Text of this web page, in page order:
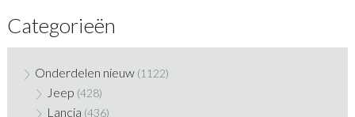
Categorieën
Onderdelen nieuw (1122)
Jeep (428)
Lancia (436)